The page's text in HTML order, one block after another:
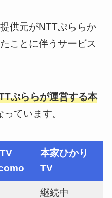
供元がNTTぷららか
ことに伴うサービス
ぷららが運営する本
っています。
本家ひかり
TV
継続中